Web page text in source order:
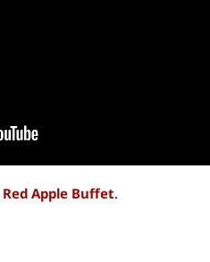
Red Apple Buffet.